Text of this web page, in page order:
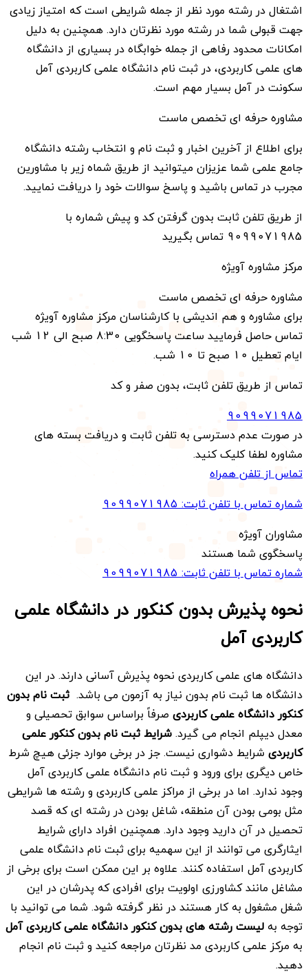
اشتغال در رشته مورد نظر از جمله شرایطی است که امتیاز زیادی
جهت قبولی شما در رشته مورد نظرتان دارد. همچنین به دلیل
امکانات محدود رفاهی از جمله خوابگاه در بسیاری از دانشگاه
های علمی کاربردی، در ثبت نام دانشگاه علمی کاربردی آمل
سکونت در آمل بسیار مهم است.
مشاوره حرفه ای تخصص ماست
برای اطلاع از آخرین اخبار و ثبت نام و انتخاب رشته دانشگاه
جامع علمی شما عزیزان میتوانید از طریق شماه زیر با مشاورین
مجرب در تماس باشید و پاسخ سوالات خود را دریافت نمایید.
از طریق تلفن ثابت بدون گرفتن کد و پیش شماره با
9099071985 تماس بگیرید
مرکز مشاوره آویژه
مشاوره حرفه ای تخصص ماست
برای مشاوره و هم اندیشی با کارشناسان مرکز مشاوره آویژه
تماس حاصل فرمایید ساعت پاسخگویی 8:30 صبح الی 12 شب
ایام تعطیل 10 صبح تا 10 شب.
تماس از طریق تلفن ثابت، بدون صفر و کد
9099071985
در صورت عدم دسترسی به تلفن ثابت و دریافت بسته های
مشاوره لطفا کلیک کنید.
تماس از تلفن همراه
شماره تماس با تلفن ثابت:9099071985
مشاوران آویژه
پاسخگوی شما هستند
شماره تماس با تلفن ثابت:9099071985
نحوه پذیرش بدون کنکور در دانشگاه علمی
کاربردیآمل
دانشگاه های علمی کاربردی نحوه پذیرش آسانی دارند. در این
دانشگاه ها ثبت نام بدون نیاز به آزمون می باشد.ثبت نام بدون
کنکور دانشگاه علمی کاربردی صرفاً براساس سوابق تحصیلی و
معدل دیپلم انجام می گیرد.شرایط ثبت نام بدون کنکور علمی
کاربردی شرایط دشواری نیست. جز در برخی موارد جزئی هیچ شرط
خاص دیگری برای ورود و ثبت نام دانشگاه علمی کاربردی آمل
وجود ندارد. اما در برخی از مراکز علمی کاربردی و رشته ها شرایطی
مثل بومی بودن آن منطقه، شاغل بودن در رشته ای که قصد
تحصیل در آن دارید وجود دارد. همچنین افراد دارای شرایط
ایثارگری می توانند از این سهمیه برای ثبت نام دانشگاه علمی
کاربردی آمل استفاده کنند. علاوه بر این ممکن است برای برخی از
مشاغل مانند کشاورزی اولویت برای افرادی که پدرشان در این
شغل مشغول به کار هستند در نظر گرفته شود. شما می توانید با
توجه به لیست رشته های بدون کنکوردانشگاه علمی کاربردیآمل
به مرکز علمی کاربردی مد نظرتان مراجعه کنید و ثبت نام انجام
دهید.